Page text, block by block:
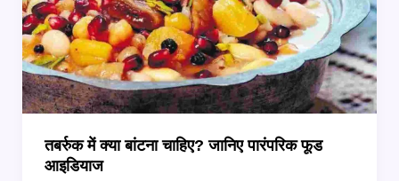
रहेगा
याद
तबर्रुक में क्या बांटना चाहिए? जानिए पारंपरिक फूड
आइडियाज